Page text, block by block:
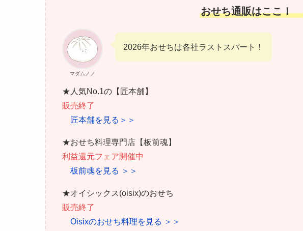
おせち通販はここ！
マダムノノ
2026年おせちは各社ラストスパート！
★人気No.1の【匠本舗】
販売終了
匠本舗を見る＞＞
★おせち料理専門店【板前魂】
利益還元フェア開催中
板前魂を見る ＞＞
★オイシックス(oisix)のおせち
販売終了
Oisixのおせち料理を見る ＞＞